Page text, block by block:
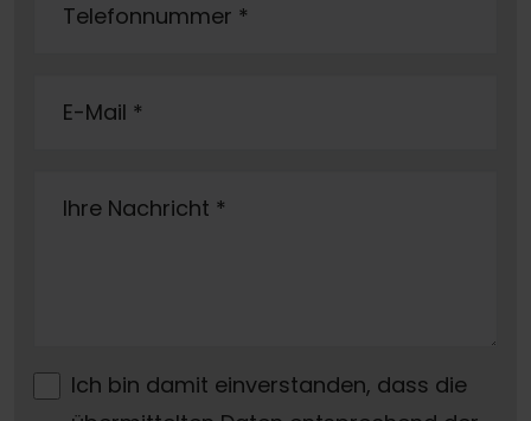
Telefonnummer *
E-Mail *
Ihre Nachricht *
Ich bin damit einverstanden, dass die